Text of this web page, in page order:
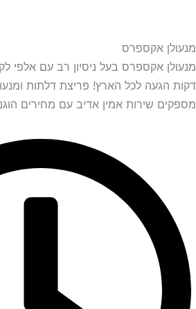
מנעולן אקספרס
דקות הגעה לכל הארץ! פריצת דלתות
מספקים שירות אמין אדיב עם מחירים